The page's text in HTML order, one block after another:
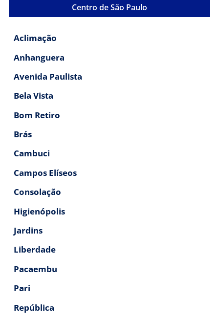
Centro de São Paulo
Aclimação
Anhanguera
Avenida Paulista
Bela Vista
Bom Retiro
Brás
Cambuci
Campos Elíseos
Consolação
Higienópolis
Jardins
Liberdade
Pacaembu
Pari
República